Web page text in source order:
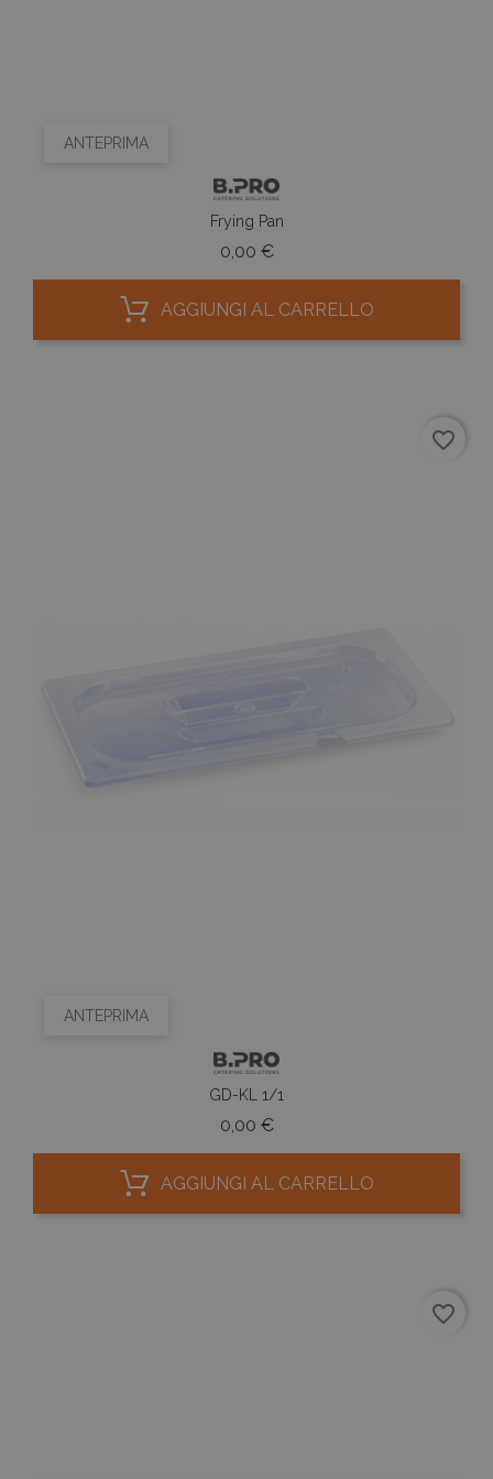
ANTEPRIMA
Frying Pan
0,00 €Prezzo
AGGIUNGI AL CARRELLO
ANTEPRIMA
GD-KL 1/1
0,00 €Prezzo
AGGIUNGI AL CARRELLO
favorite_border
favorite_border